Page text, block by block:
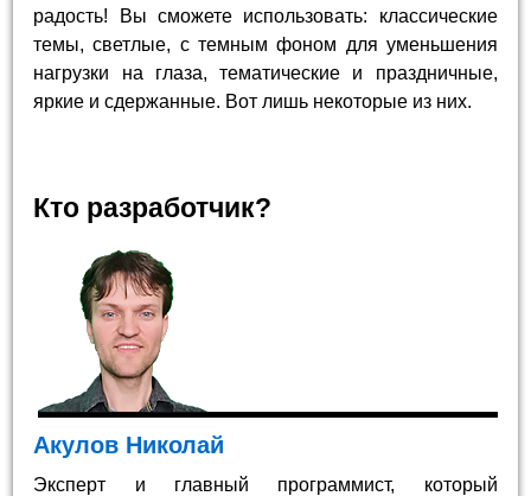
радость! Вы сможете использовать: классические
темы, светлые, с темным фоном для уменьшения
нагрузки на глаза, тематические и праздничные,
яркие и сдержанные. Вот лишь некоторые из них.
Кто разработчик?
Акулов Николай
Эксперт и главный программист, который